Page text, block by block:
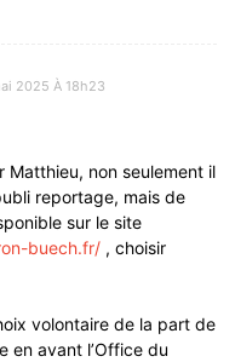
2025 À 18h23
Matthieu, non seulement il
reportage, mais de
sur le site
buech.fr/ , choisir
volontaire de la part de
en avant l’Office du